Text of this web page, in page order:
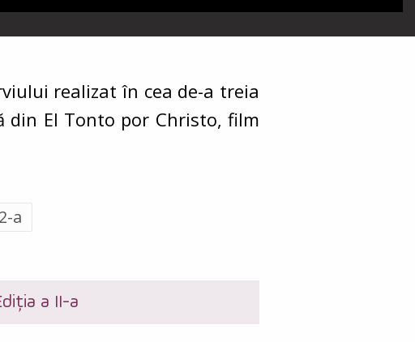
realizat în cea de-a treia
din El Tonto por Christo, film
a
a II-a